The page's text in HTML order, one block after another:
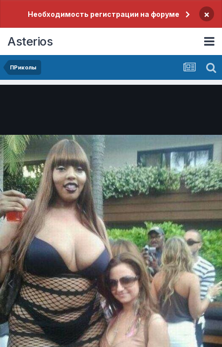
Необходимость регистрации на форуме ×
Asterios
ПРиколы